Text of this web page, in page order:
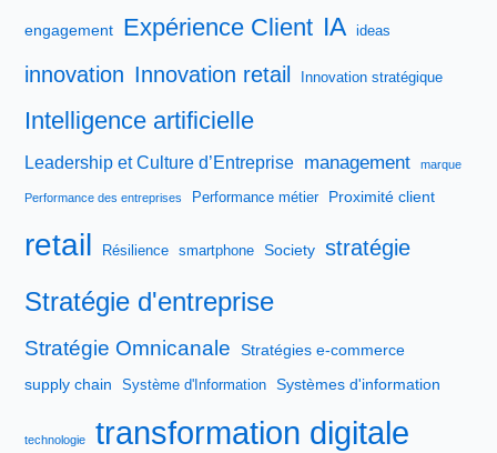
engagement Expérience Client IA ideas
innovation Innovation retail Innovation stratégique
Intelligence artificielle
Leadership et Culture d’Entreprise management marque
Performance des entreprises Performance métier Proximité client
retail Résilience smartphone Society stratégie
Stratégie d'entreprise
Stratégie Omnicanale
Stratégies e-commerce
supply chain
Système d'Information Systèmes d'information
technologie transformation digitale